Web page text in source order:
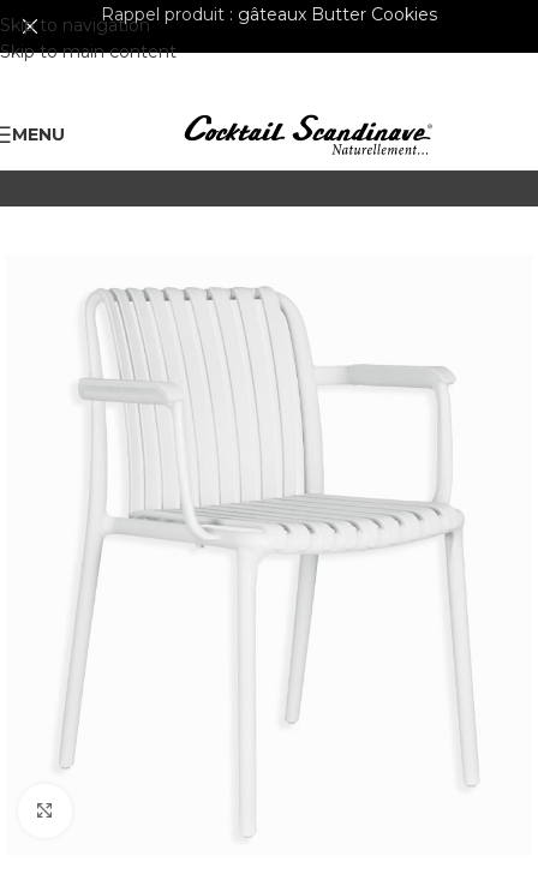
Skip to navigation
Skip to main content
Rappel produit : gâteaux Butter Cookies
MENU